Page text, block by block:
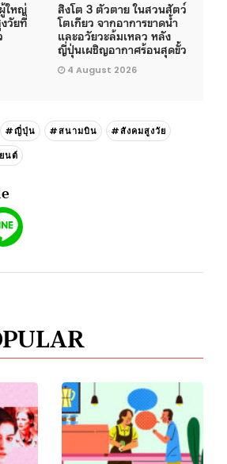
ใหญ่
วัยที่
สิงโต 3 ตัวตาย ในสวนสัตว์
โตเกียว จากอาการขาดน้ำ
และอวัยวะล้มเหลว หลัง
ญี่ปุ่นเผชิญอากาศร้อนสุดขั้ว
4 August 2026
#ญี่ปุ่น #สนามบิน
#สังคมสูงวัย
นต์